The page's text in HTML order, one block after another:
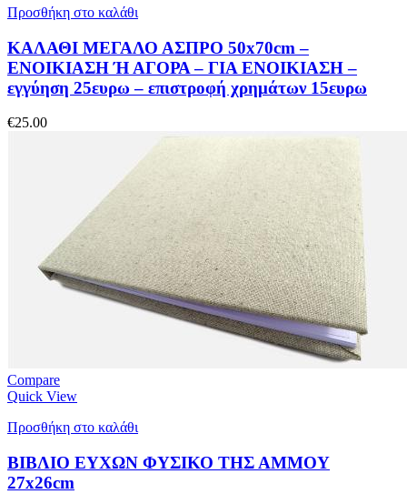
Προσθήκη στο καλάθι
ΚΑΛΑΘΙ ΜΕΓΑΛΟ ΑΣΠΡΟ 50x70cm –
ΕΝΟΙΚΙΑΣΗ Ή ΑΓΟΡΑ – ΓΙΑ ΕΝΟΙΚΙΑΣΗ –
εγγύηση 25ευρω – επιστροφή χρημάτων 15ευρω
€25.00
Compare
Quick View
Προσθήκη στο καλάθι
ΒΙΒΛΙΟ ΕΥΧΩΝ ΦΥΣΙΚΟ ΤΗΣ ΑΜΜΟΥ
27x26cm